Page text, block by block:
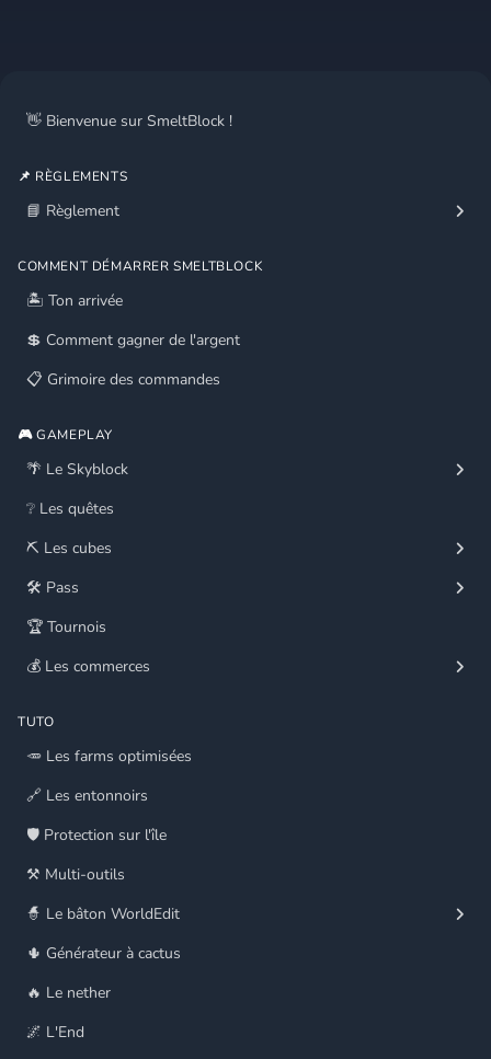
👋 Bienvenue sur SmeltBlock !
📌 RÈGLEMENTS
📘 Règlement
COMMENT DÉMARRER SMELTBLOCK
🏝️ Ton arrivée
💲 Comment gagner de l'argent
📋 Grimoire des commandes
🎮 GAMEPLAY
🌴 Le Skyblock
❔ Les quêtes
⛏️ Les cubes
🛠️ Pass
🏆 Tournois
💰 Les commerces
TUTO
🥕 Les farms optimisées
🔗 Les entonnoirs
🛡️ Protection sur l'île
⚒️ Multi-outils
🧙 Le bâton WorldEdit
🌵 Générateur à cactus
🔥 Le nether
🌌 L'End